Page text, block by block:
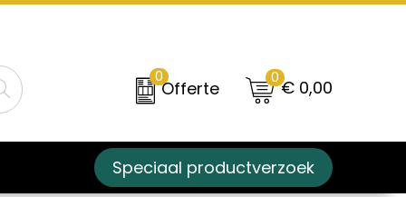
0
Offerte 0€ 0,00
Speciaal productverzoek